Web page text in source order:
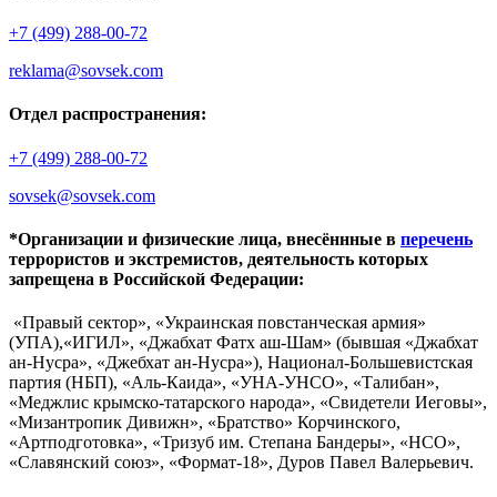
+7 (499) 288-00-72
reklama@sovsek.com
Отдел распространения:
+7 (499) 288-00-72
sovsek@sovsek.com
*Организации и физические лица, внесённные в перечень
террористов и экстремистов, деятельность которых
запрещена в Российской Федерации:
«Правый сектор», «Украинская повстанческая армия»
(УПА),«ИГИЛ», «Джабхат Фатх аш-Шам» (бывшая «Джабхат
ан-Нусра», «Джебхат ан-Нусра»), Национал-Большевистская
партия (НБП), «Аль-Каида», «УНА-УНСО», «Талибан»,
«Меджлис крымско-татарского народа», «Свидетели Иеговы»,
«Мизантропик Дивижн», «Братство» Корчинского,
«Артподготовка», «Тризуб им. Степана Бандеры», «НСО»,
«Славянский союз», «Формат-18», Дуров Павел Валерьевич.